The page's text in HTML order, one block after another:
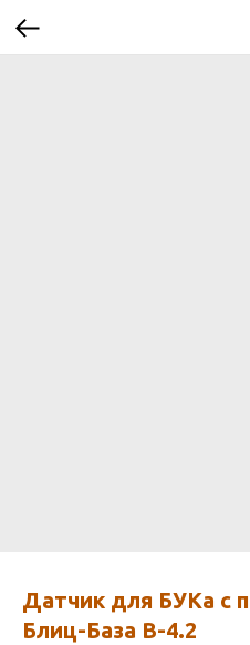
Датчик для БУКа с
Блиц-База В-4.2